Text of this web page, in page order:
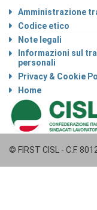
Amministrazione
Codice etico
Note legali
Informazioni sul
personali
Privacy & Cookie
Home
© FIRST CISL - C.F.